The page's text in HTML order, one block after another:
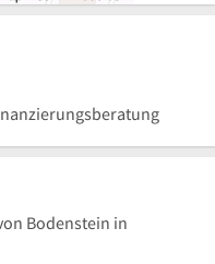
Bodenstein in